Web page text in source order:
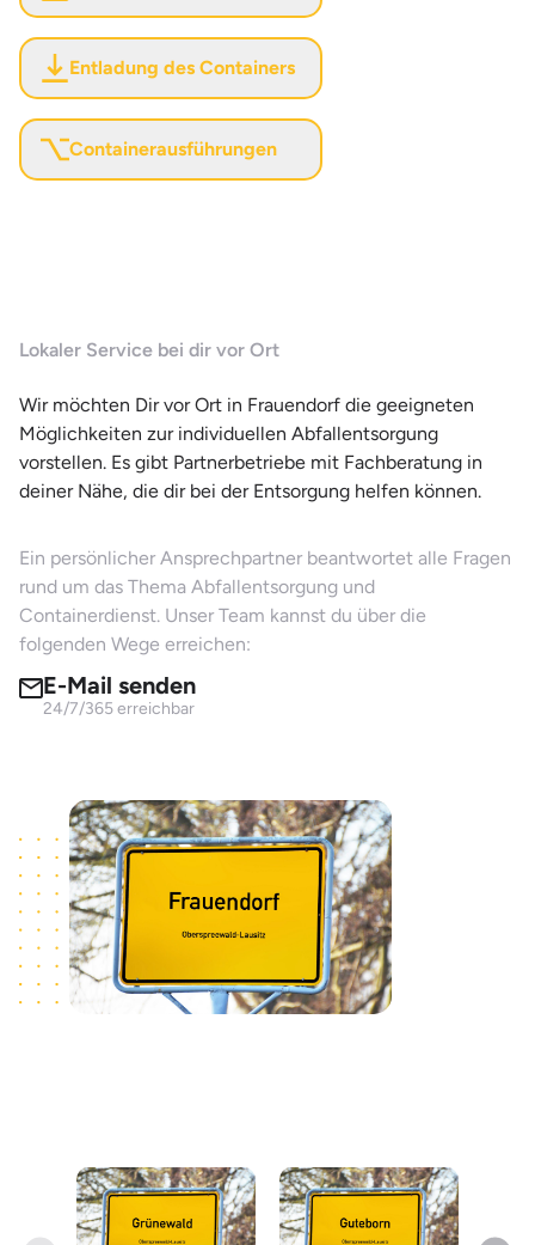
Entladung des Containers
Containerausführungen
Lokaler Service bei dir vor Ort
Wir möchten Dir vor Ort in Frauendorf die geeigneten
Möglichkeiten zur individuellen Abfallentsorgung
vorstellen. Es gibt Partnerbetriebe mit Fachberatung in
deiner Nähe, die dir bei der Entsorgung helfen können.
Ein persönlicher Ansprechpartner beantwortet alle Fragen
rund um das Thema Abfallentsorgung und
Containerdienst. Unser Team kannst du über die
folgenden Wege erreichen:
E-Mail senden
24/7/365 erreichbar